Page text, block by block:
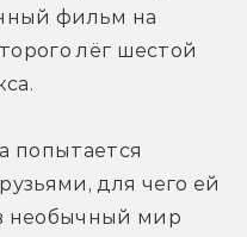
фильм на
лёг шестой
попытается
для чего ей
необычный мир